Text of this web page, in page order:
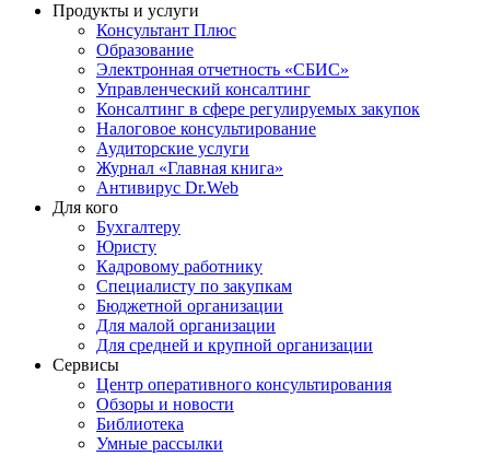
Продукты и услуги
Консультант Плюс
Образование
Электронная отчетность «СБИС»
Управленческий консалтинг
Консалтинг в сфере регулируемых закупок
Налоговое консультирование
Аудиторские услуги
Журнал «Главная книга»
Антивирус Dr.Web
Для кого
Бухгалтеру
Юристу
Кадровому работнику
Специалисту по закупкам
Бюджетной организации
Для малой организации
Для средней и крупной организации
Сервисы
Центр оперативного консультирования
Обзоры и новости
Библиотека
Умные рассылки